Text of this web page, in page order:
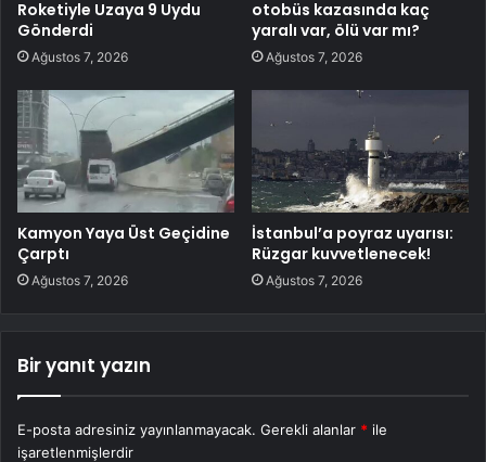
Roketiyle Uzaya 9 Uydu
Gönderdi
Ağustos 7, 2026
otobüs kazasında kaç
yaralı var, ölü var mı?
Ağustos 7, 2026
Kamyon Yaya Üst Geçidine
Çarptı
Ağustos 7, 2026
İstanbul’a poyraz uyarısı:
Rüzgar kuvvetlenecek!
Ağustos 7, 2026
Bir yanıt yazın
E-posta adresiniz yayınlanmayacak. Gerekli alanlar * ile
işaretlenmişlerdir